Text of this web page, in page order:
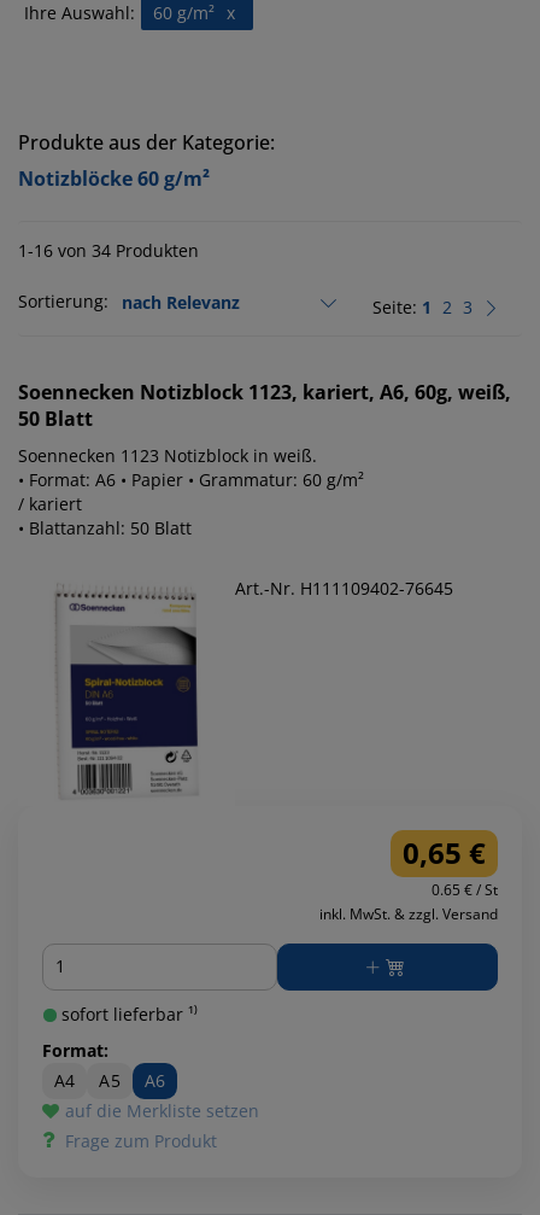
Ihre Auswahl: x
60 g/m²
Produkte aus der Kategorie:
Notizblöcke 60 g/m²
1-16 von 34 Produkten
Sortierung: Seite: 1 2 3
Soennecken Notizblock 1123, kariert, A6, 60g, weiß,
50 Blatt
Soennecken 1123 Notizblock in weiß.
• Format: A6 • Papier • Grammatur: 60 g/m²
/ kariert
• Blattanzahl: 50 Blatt
Art.-Nr. H111109402-76645
0,65 €
0.65 € / St
inkl. MwSt. & zzgl. Versand
Menge
sofort lieferbar ¹⁾
Format:
A4
A5
A6
auf die Merkliste setzen
Frage zum Produkt